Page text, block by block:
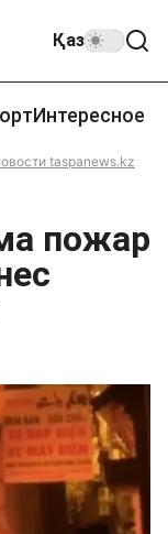
Қаз
Интересное
taspanews.kz
пожар